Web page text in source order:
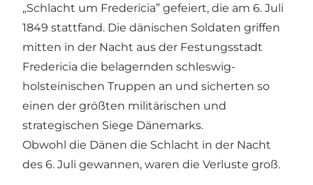
„Schlacht um Fredericia” gefeiert, die am 6. Juli
1849 stattfand. Die dänischen Soldaten griffen
mitten in der Nacht aus der Festungsstadt
Fredericia die belagernden schleswig-
holsteinischen Truppen an und sicherten so
einen der größten militärischen und
strategischen Siege Dänemarks.
Obwohl die Dänen die Schlacht in der Nacht
des 6. Juli gewannen, waren die Verluste groß.